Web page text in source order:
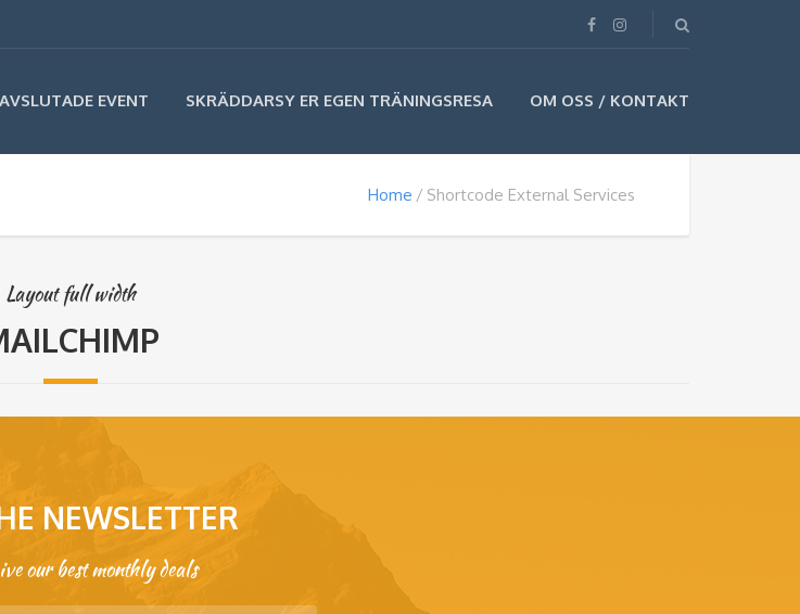
AVSLUTADE EVENT SKRÄDDARSY ER EGEN TRÄNINGSRESA OM OSS / KONTAKT
Home Shortcode External Services
Layout full width
NEWSLETTER
our best monthly deals